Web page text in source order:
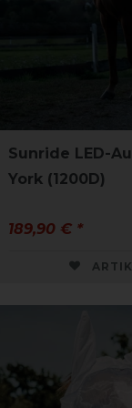
Sunride LED-
York (1200D)
189,90 € *